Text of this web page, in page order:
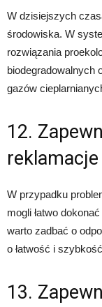
W dzisiejszych
środowiska. W
rozwiązania
biodegradowalnych
gazów
12.
reklamacje
W przypadku
mogli łatwo
warto zadbać o
o łatwość i
13.